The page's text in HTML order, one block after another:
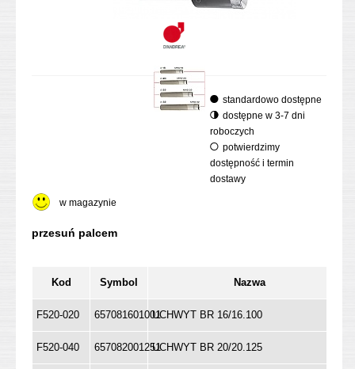
standardowo dostępne
dostępne w 3-7 dni
roboczych
potwierdzimy
dostępność i termin
dostawy
w magazynie
Kod Symbol Nazwa
F520-020 657081601001UCHWYT BR 16/16.100
F520-040 657082001251UCHWYT BR 20/20.125